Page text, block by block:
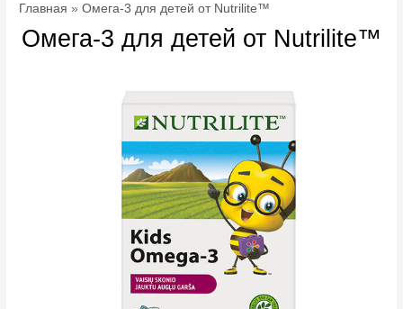
Главная Омега-3 для детей от Nutrilite™
Омега-3 для детей от Nutrilite™